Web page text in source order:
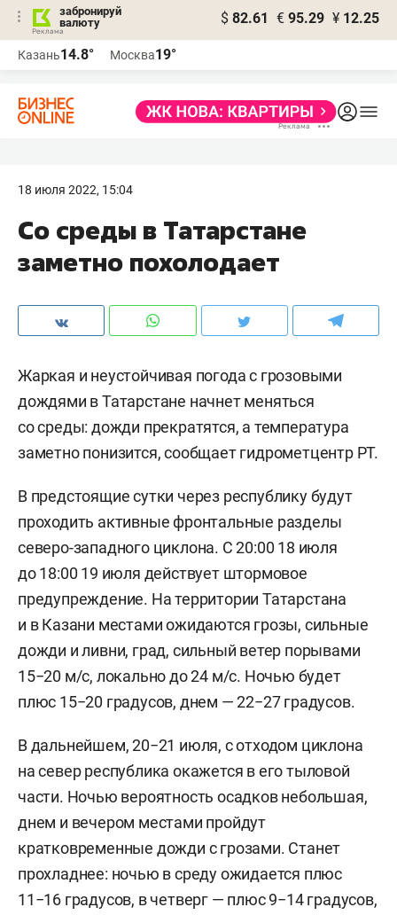
забронируй
валюту
$ 82.61 € 95.29 ¥ 12.25
Казань14.8° Москва19°
18 июля 2022, 15:04
Со среды в Татарстане
заметно похолодает
Жаркая и неустойчивая погода с грозовыми
дождями в Татарстане начнет меняться
со среды: дожди прекратятся, а температура
заметно понизится, сообщает гидрометцентр РТ.
В предстоящие сутки через республику будут
проходить активные фронтальные разделы
северо-западного циклона. С 20:00 18 июля
до 18:00 19 июля действует штормовое
предупреждение. На территории Татарстана
и в Казани местами ожидаются грозы, сильные
дожди и ливни, град, сильный ветер порывами
15−20 м/с, локально до 24 м/с. Ночью будет
плюс 15−20 градусов, днем — 22−27 градусов.
В дальнейшем, 20−21 июля, с отходом циклона
на север республика окажется в его тыловой
части. Ночью вероятность осадков небольшая,
днем и вечером местами пройдут
кратковременные дожди с грозами. Станет
прохладнее: ночью в среду ожидается плюс
11−16 градусов, в четверг — плюс 9−14 градусов,